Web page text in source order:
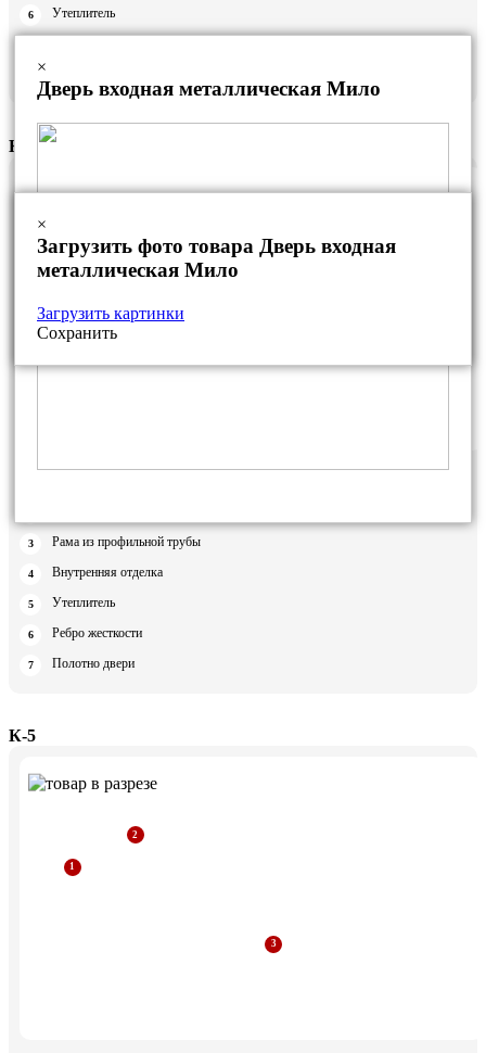
Утеплитель
К-5
Рама из профильной трубы
Внутренняя отделка
Утеплитель
Ребро жесткости
Полотно двери
К-5
×
Дверь входная металлическая Мило
×
Загрузить фото товара Дверь входная
металлическая Мило
Загрузить картинки
Сохранить